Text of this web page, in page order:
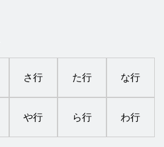
さ行 た行 な行
や行 ら行 わ行